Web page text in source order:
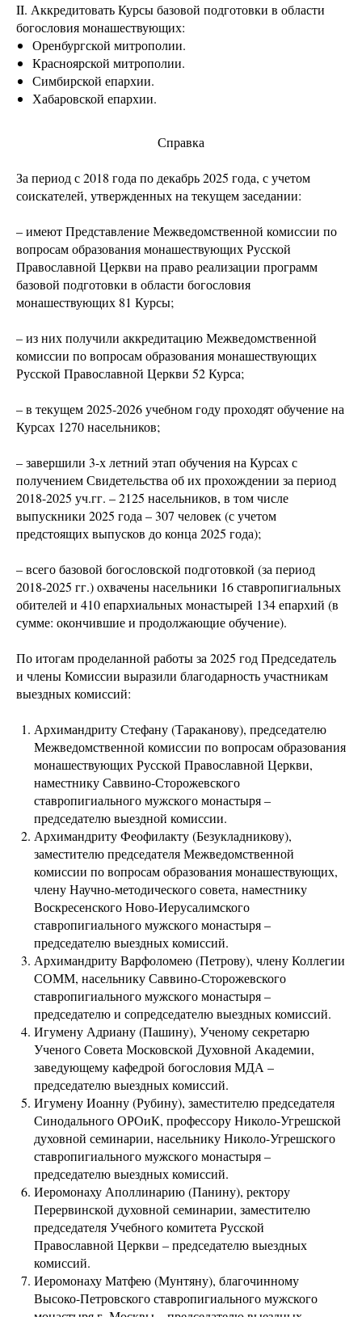
II. Аккредитовать Курсы базовой подготовки в области
богословия монашествующих:
Оренбургской митрополии.
Красноярской митрополии.
Симбирской епархии.
Хабаровской епархии.
Справка
За период с 2018 года по декабрь 2025 года, с учетом
соискателей, утвержденных на текущем заседании:
– имеют Представление Межведомственной комиссии по
вопросам образования монашествующих Русской
Православной Церкви на право реализации программ
базовой подготовки в области богословия
монашествующих 81 Курсы;
– из них получили аккредитацию Межведомственной
комиссии по вопросам образования монашествующих
Русской Православной Церкви 52 Курса;
– в текущем 2025-2026 учебном году проходят обучение на
Курсах 1270 насельников;
– завершили 3-х летний этап обучения на Курсах с
получением Свидетельства об их прохождении за период
2018-2025 уч.гг. – 2125 насельников, в том числе
выпускники 2025 года – 307 человек (с учетом
предстоящих выпусков до конца 2025 года);
– всего базовой богословской подготовкой (за период
2018-2025 гг.) охвачены насельники 16 ставропигиальных
обителей и 410 епархиальных монастырей 134 епархий (в
сумме: окончившие и продолжающие обучение).
По итогам проделанной работы за 2025 год Председатель
и члены Комиссии выразили благодарность участникам
выездных комиссий:
Архимандриту Стефану (Тараканову), председателю
Межведомственной комиссии по вопросам образования
монашествующих Русской Православной Церкви,
наместнику Саввино-Сторожевского
ставропигиального мужского монастыря –
председателю выездной комиссии.
Архимандриту Феофилакту (Безукладникову),
заместителю председателя Межведомственной
комиссии по вопросам образования монашествующих,
члену Научно-методического совета, наместнику
Воскресенского Ново-Иерусалимского
ставропигиального мужского монастыря –
председателю выездных комиссий.
Архимандриту Варфоломею (Петрову), члену Коллегии
СОММ, насельнику Саввино-Сторожевского
ставропигиального мужского монастыря –
председателю и сопредседателю выездных комиссий.
Игумену Адриану (Пашину), Ученому секретарю
Ученого Совета Московской Духовной Академии,
заведующему кафедрой богословия МДА –
председателю выездных комиссий.
Игумену Иоанну (Рубину), заместителю председателя
Синодального ОРОиК, профессору Николо-Угрешской
духовной семинарии, насельнику Николо-Угрешского
ставропигиального мужского монастыря –
председателю выездных комиссий.
Иеромонаху Аполлинарию (Панину), ректору
Перервинской духовной семинарии, заместителю
председателя Учебного комитета Русской
Православной Церкви – председателю выездных
комиссий.
Иеромонаху Матфею (Мунтяну), благочинному
Высоко-Петровского ставропигиального мужского